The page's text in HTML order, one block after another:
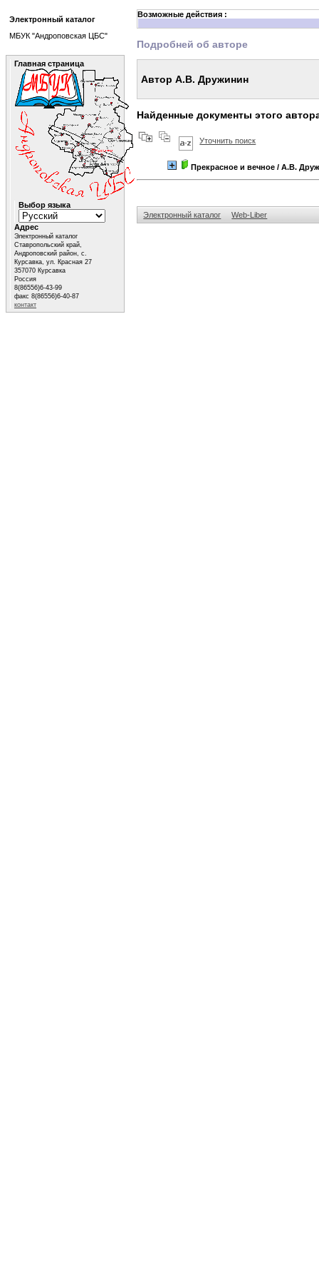
Возможные действия :
Подробней об авторе
Автор А.В. Дружинин
Найденные документы этого
Уточнить поиск
Прекрасное и вечное / А.В.
Электронный каталог Web-Liber
Электронный каталог
МБУК "Андроповская ЦБС"
Главная страница
Выбор языка
Адрес
Электронный каталог
Ставропольский край,
Андроповский район, с.
Курсавка, ул. Красная 27
357070 Курсавка
Россия
8(86556)6-43-99
факс 8(86556)6-40-87
контакт